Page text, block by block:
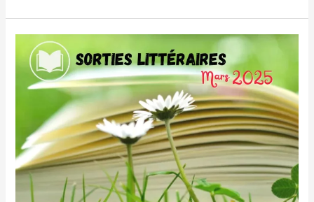
Sorties
littéraires
mars
2025